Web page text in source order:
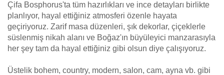
Çifa Bosphorus'ta tüm hazırlıkları ve ince detayları birlikte
planlıyor, hayal ettiğiniz atmosferi özenle hayata
geçiriyoruz. Zarif masa düzenleri, şık dekorlar, çiçeklerle
süslenmiş nikah alanı ve Boğaz'ın büyüleyici manzarasıyla
her şey tam da hayal ettiğiniz gibi olsun diye çalışıyoruz.
Üstelik bohem, country, modern, salon, cam, ayna vb. gibi